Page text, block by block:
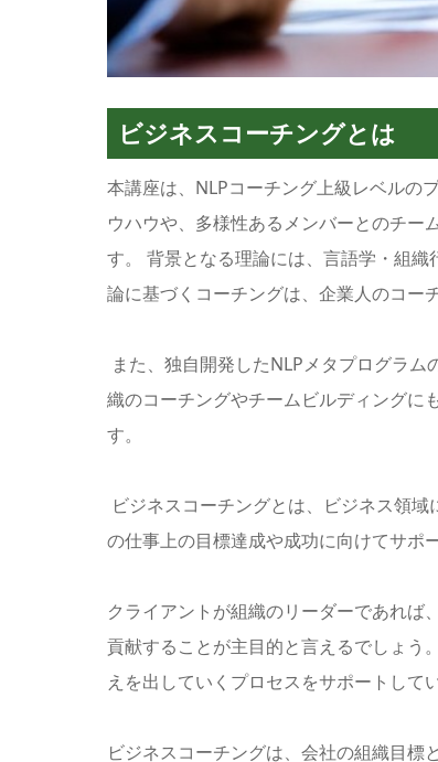
ビジネスコーチングとは
本講座は、NLPコーチング上級レベルの
ウハウや、多様性あるメンバーとのチー
す。 背景となる理論には、言語学・組
論に基づくコーチングは、企業人のコー
また、独自開発したNLPメタプログラ
織のコーチングやチームビルディングに
す。
ビジネスコーチングとは、ビジネス領
の仕事上の目標達成や成功に向けてサポ
クライアントが組織のリーダーであれば
貢献することが主目的と言えるでしょう
えを出していくプロセスをサポートして
ビジネスコーチングは、会社の組織目標